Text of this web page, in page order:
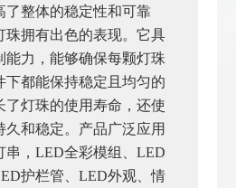
了整体的稳定性和可靠
珠拥有出色的表现。它具
能力，能够确保每颗灯珠
下都能保持稳定且均匀的
了灯珠的使用寿命，还使
和稳定。 产品广泛应用
串，LED全彩模组、LED
护栏管、LED外观、情